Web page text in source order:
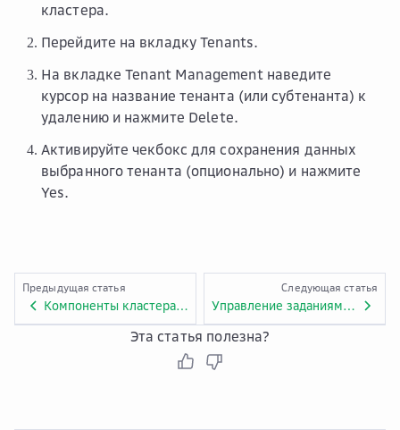
кластера.
Перейдите на вкладкуTenants.
На вкладкеTenant Managementнаведите
курсор на название тенанта (или субтенанта) к
удалению и нажмите Delete.
Активируйте чекбокс для сохранения данных
выбранного тенанта (опционально) и нажмите
Yes.
Предыдущая статья
Компоненты кластера MRS
Следующая статья
Управление заданиями в MRS
Эта статья полезна?